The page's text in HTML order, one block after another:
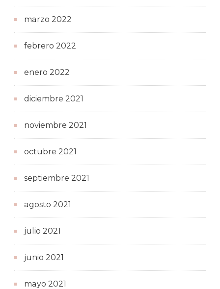
marzo 2022
febrero 2022
enero 2022
diciembre 2021
noviembre 2021
octubre 2021
septiembre 2021
agosto 2021
julio 2021
junio 2021
mayo 2021